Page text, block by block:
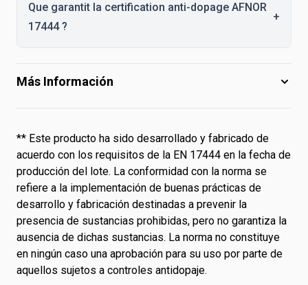
Que garantit la certification anti-dopage AFNOR
17444 ?
+
Más Información
** Este producto ha sido desarrollado y fabricado de
acuerdo con los requisitos de la EN 17444 en la fecha de
producción del lote. La conformidad con la norma se
refiere a la implementación de buenas prácticas de
desarrollo y fabricación destinadas a prevenir la
presencia de sustancias prohibidas, pero no garantiza la
ausencia de dichas sustancias. La norma no constituye
en ningún caso una aprobación para su uso por parte de
aquellos sujetos a controles antidopaje.